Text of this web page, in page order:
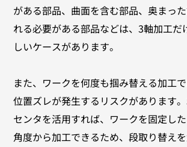
がある部品、曲面を含む部品、奥まっ
れる必要がある部品などは、3軸加工だ
しいケースがあります。
また、ワークを何度も掴み替える加工
位置ズレが発生するリスクがあります
センタを活用すれば、ワークを固定し
角度から加工できるため、段取り替え